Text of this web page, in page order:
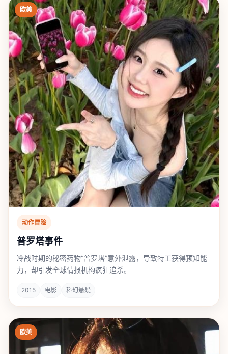
欧美
动作冒险
普罗塔事件
冷战时期的秘密药物“普罗塔”意外泄露，导致特工获得预知能
力，却引发全球情报机构疯狂追杀。
2015 电影 科幻悬疑
欧美